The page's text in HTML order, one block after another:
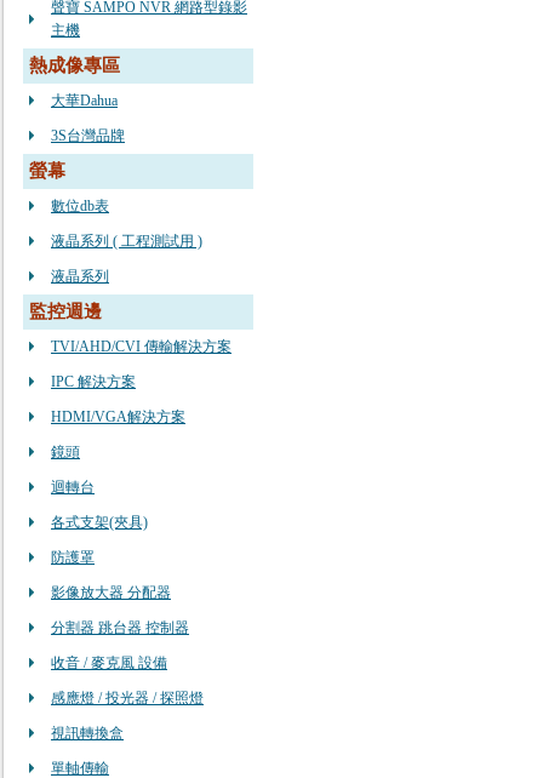
聲寶 SAMPO NVR 網路型錄影
主機
熱成像專區
大華Dahua
3S台灣品牌
螢幕
數位db表
液晶系列 ( 工程測試用 )
液晶系列
監控週邊
TVI/AHD/CVI 傳輸解決方案
IPC 解決方案
HDMI/VGA解決方案
鏡頭
迴轉台
各式支架(夾具)
防護罩
影像放大器 分配器
分割器 跳台器 控制器
收音 / 麥克風 設備
感應燈 / 投光器 / 探照燈
視訊轉換盒
單軸傳輸